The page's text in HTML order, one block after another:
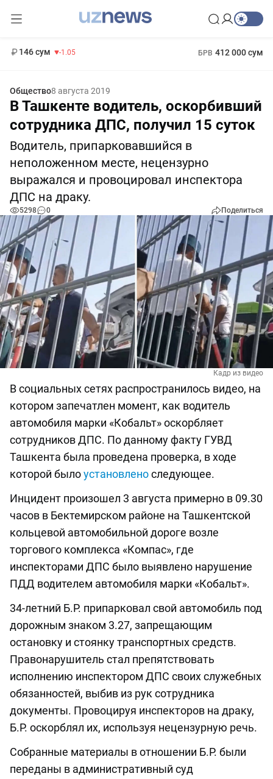
146 сум -1.05 БРВ 412 000 сум
Общество8 августа 2019
В Ташкенте водитель, оскорбивший
сотрудника ДПС, получил 15 суток
Водитель, припарковавшийся в
неположенном месте, нецензурно
выражался и провоцировал инспектора
ДПС на драку.
5298 0 Поделиться
Кадр из видео
В социальных сетях распространилось видео, на
котором запечатлен момент, как водитель
автомобиля марки «Кобальт» оскорбляет
сотрудников ДПС. По данному факту ГУВД
Ташкента была проведена проверка, в ходе
которой былоустановленоследующее.
Инцидент произошел 3 августа примерно в 09.30
часов в Бектемирском районе на Ташкентской
кольцевой автомобильной дороге возле
торгового комплекса «Компас», где
инспекторами ДПС было выявлено нарушение
ПДД водителем автомобиля марки «Кобальт».
34-летний Б.Р. припарковал свой автомобиль под
дорожным знаком 3.27, запрещающим
остановку и стоянку транспортных средств.
Правонарушитель стал препятствовать
исполнению инспектором ДПС своих служебных
обязанностей, выбив из рук сотрудника
документы. Провоцируя инспекторов на драку,
Б.Р. оскорблял их, используя нецензурную речь.
Собранные материалы в отношении Б.Р. были
переданы в административный суд